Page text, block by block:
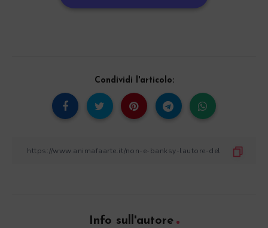
Condividi l'articolo:
Info sull'autore